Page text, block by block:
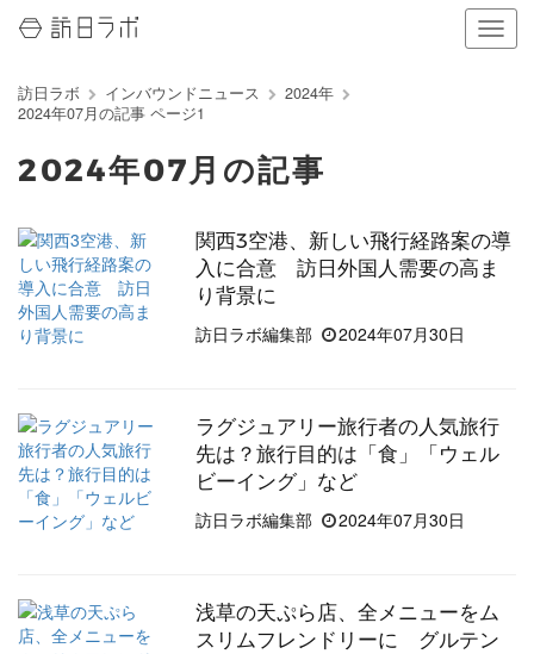
ナ
ビ
示
を
訪日ラボ インバウンドニュース
2024年
2024年07月の記事 ページ1
2024年07月の記事
関西3空港、新しい飛行経路案の導
入に合意 訪日外国人需要の高ま
り背景に
訪日ラボ編集部
2024年07月30日
ラグジュアリー旅行者の人気旅行
先は？旅行目的は「食」「ウェル
ビーイング」など
訪日ラボ編集部
2024年07月30日
浅草の天ぷら店、全メニューをム
スリムフレンドリーに グルテン